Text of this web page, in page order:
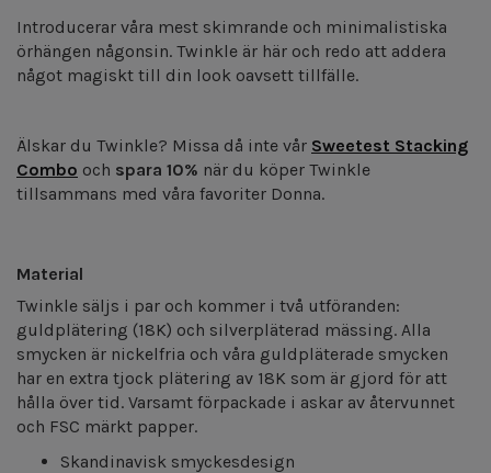
Introducerar våra mest skimrande och minimalistiska
örhängen någonsin. Twinkle är här och redo att addera
något magiskt till din look oavsett tillfälle.
Älskar du Twinkle? Missa då inte vår Sweetest Stacking
Combo och spara 10% när du köper Twinkle
tillsammans med våra favoriter Donna.
Material
Twinkle säljs i par och kommer i två utföranden:
guldplätering (18K) och silverpläterad mässing. Alla
smycken är nickelfria och våra guldpläterade smycken
har en extra tjock plätering av 18K som är gjord för att
hålla över tid. Varsamt förpackade i askar av återvunnet
och FSC märkt papper.
Skandinavisk smyckesdesign